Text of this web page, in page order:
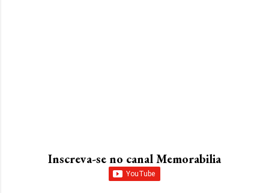
Inscreva-se no canal Memorabilia